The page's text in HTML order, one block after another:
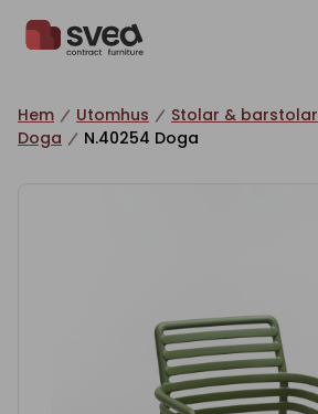
Hem Utomhus Stolar & barstolar
Doga
N.40254 Doga